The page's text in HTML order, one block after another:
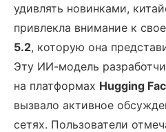
удивлять новинками,
привлекла внимание к
5.2, которую она
Эту ИИ-модель
на платформах Hugging
вызвало активное
сетях. Пользователи